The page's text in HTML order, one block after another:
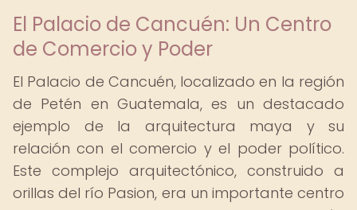
El Palacio de Cancuén: Un Centro
de Comercio y Poder
El Palacio de Cancuén, localizado en la región
de Petén en Guatemala, es un destacado
ejemplo de la arquitectura maya y su
relación con el comercio y el poder político.
Este complejo arquitectónico, construido a
orillas del río Pasion, era un importante centro